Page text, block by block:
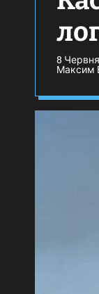
8
Максим